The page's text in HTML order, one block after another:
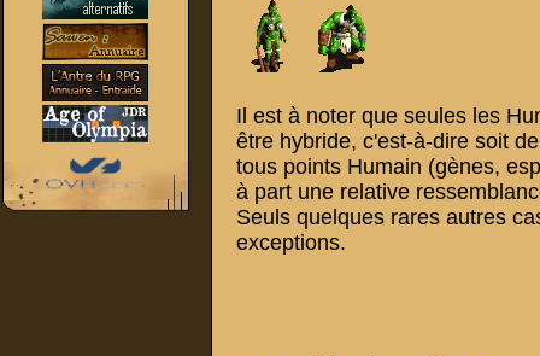
Il est à noter que seules les
être hybride, c'est-à-dire soit
tous points Humain (gènes,
à part une relative
Seuls quelques rares autres
exceptions.